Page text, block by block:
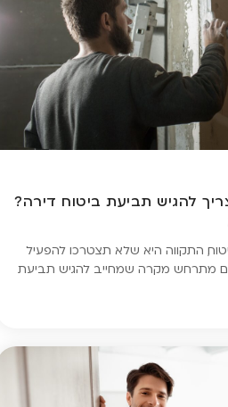
להגיש תביעת ביטוח דירה?
התקווה היא שלא תצטרכו להפעיל
מתרחש מקרה שמחייב להגיש תביעת
בקבלת הפיצוי: תביעת ביטוח
הביטוח יכולה לדחות את התביעה גם